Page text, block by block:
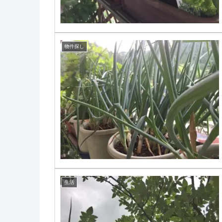
物件探し
生活